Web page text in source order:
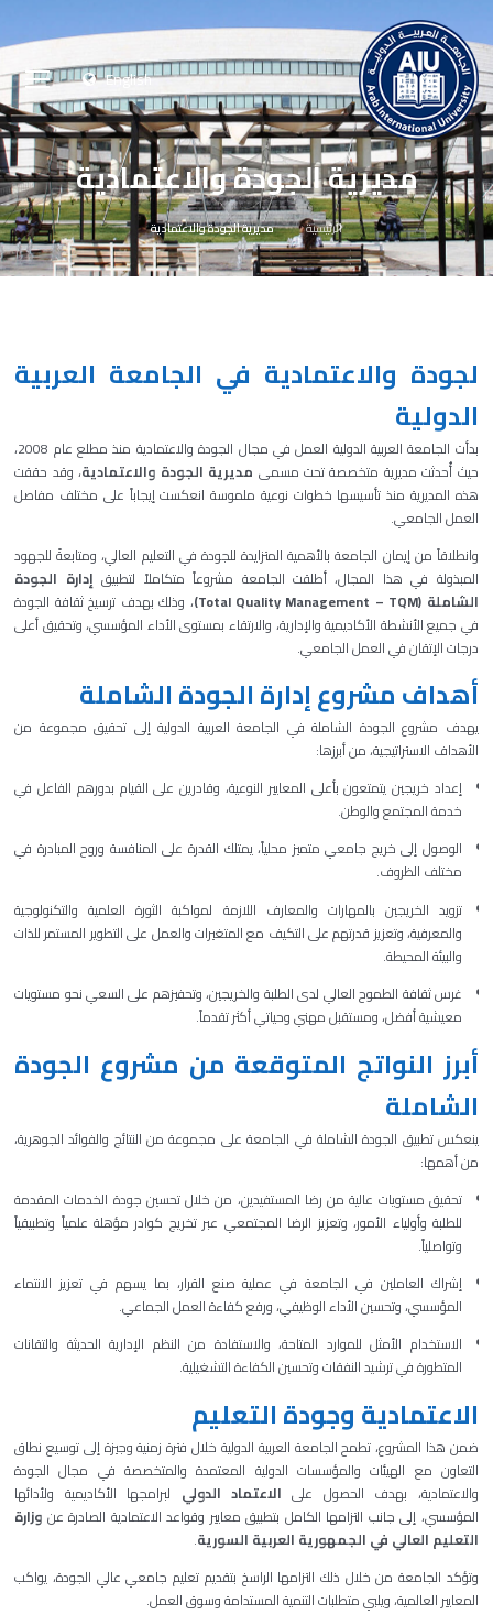
English
مديرية الجودة والاعتمادية
الرئيسية مديرية الجودة والاعتمادية
لجودة والاعتمادية في الجامعة العربية
الدولية
بدأت الجامعة العربية الدولية العمل في مجال الجودة والاعتمادية منذ مطلع عام 2008،
حيث أُحدثت مديرية متخصصة تحت مسمى مديرية الجودة والاعتمادية، وقد حققت
هذه المديرية منذ تأسيسها خطوات نوعية ملموسة انعكست إيجاباً على مختلف مفاصل
العمل الجامعي.
وانطلاقاً من إيمان الجامعة بالأهمية المتزايدة للجودة في التعليم العالي، ومتابعةً للجهود
المبذولة في هذا المجال، أطلقت الجامعة مشروعاً متكاملاً لتطبيق إدارة الجودة
الشاملة (Total Quality Management – TQM)
، وذلك بهدف ترسيخ ثقافة الجودة
في جميع الأنشطة الأكاديمية والإدارية، والارتقاء بمستوى الأداء المؤسسي، وتحقيق أعلى
درجات الإتقان في العمل الجامعي.
أهداف مشروع إدارة الجودة الشاملة
يهدف مشروع الجودة الشاملة في الجامعة العربية الدولية إلى تحقيق مجموعة من
الأهداف الاستراتيجية، من أبرزها:
إعداد خريجين يتمتعون بأعلى المعايير النوعية، وقادرين على القيام بدورهم الفاعل في
خدمة المجتمع والوطن.
الوصول إلى خريج جامعي متميز محلياً، يمتلك القدرة على المنافسة وروح المبادرة في
مختلف الظروف.
تزويد الخريجين بالمهارات والمعارف اللازمة لمواكبة الثورة العلمية والتكنولوجية
والمعرفية، وتعزيز قدرتهم على التكيف مع المتغيرات والعمل على التطوير المستمر للذات
والبيئة المحيطة.
غرس ثقافة الطموح العالي لدى الطلبة والخريجين، وتحفيزهم على السعي نحو مستويات
معيشية أفضل، ومستقبل مهني وحياتي أكثر تقدماً.
أبرز النواتج المتوقعة من مشروع الجودة
الشاملة
ينعكس تطبيق الجودة الشاملة في الجامعة على مجموعة من النتائج والفوائد الجوهرية،
من أهمها:
تحقيق مستويات عالية من رضا المستفيدين، من خلال تحسين جودة الخدمات المقدمة
للطلبة وأولياء الأمور، وتعزيز الرضا المجتمعي عبر تخريج كوادر مؤهلة علمياً وتطبيقياً
وتواصلياً.
إشراك العاملين في الجامعة في عملية صنع القرار، بما يسهم في تعزيز الانتماء
المؤسسي، وتحسين الأداء الوظيفي، ورفع كفاءة العمل الجماعي.
الاستخدام الأمثل للموارد المتاحة، والاستفادة من النظم الإدارية الحديثة والتقانات
المتطورة في ترشيد النفقات وتحسين الكفاءة التشغيلية.
الاعتمادية وجودة التعليم
ضمن هذا المشروع، تطمح الجامعة العربية الدولية خلال فترة زمنية وجيزة إلى توسيع نطاق
التعاون مع الهيئات والمؤسسات الدولية المعتمدة والمتخصصة في مجال الجودة
والاعتمادية، بهدف الحصول على الاعتماد الدولي لبرامجها الأكاديمية ولأدائها
المؤسسي، إلى جانب التزامها الكامل بتطبيق معايير وقواعد الاعتمادية الصادرة عن وزارة
التعليم العالي في الجمهورية العربية السورية.
وتؤكد الجامعة من خلال ذلك التزامها الراسخ بتقديم تعليم جامعي عالي الجودة، يواكب
المعايير العالمية، ويلبي متطلبات التنمية المستدامة وسوق العمل.